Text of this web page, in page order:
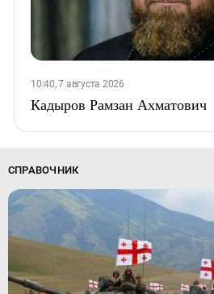
10:40, 7 августа 2026
Кадыров Рамзан Ахматович
СПРАВОЧНИК